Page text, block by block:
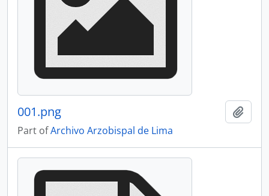
001.png
Part ofArchivo Arzobispal de Lima